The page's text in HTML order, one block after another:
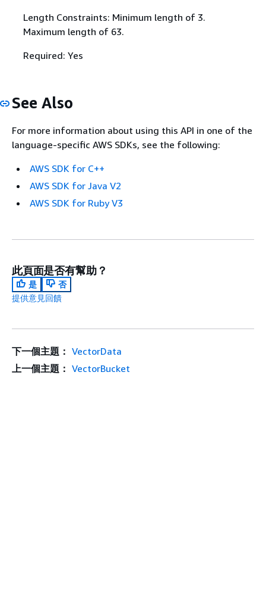
Length Constraints: Minimum length of 3.
Maximum length of 63.
Required: Yes
See Also
For more information about using this API in one of the
language-specific AWS SDKs, see the following:
AWS SDK for C++
AWS SDK for Java V2
AWS SDK for Ruby V3
此頁面是否有幫助？
是
否
提供意見回饋
下一個主題： VectorData
上一個主題： VectorBucket